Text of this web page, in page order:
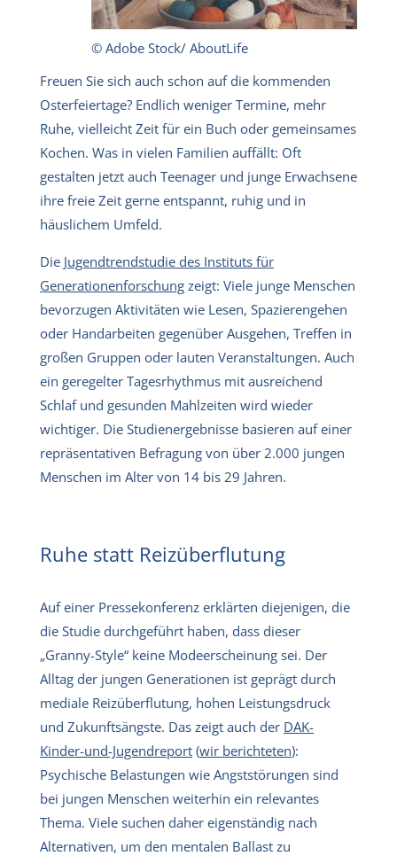
© Adobe Stock/ AboutLife
Freuen Sie sich auch schon auf die kommenden
Osterfeiertage? Endlich weniger Termine, mehr
Ruhe, vielleicht Zeit für ein Buch oder gemeinsames
Kochen. Was in vielen Familien auffällt: Oft
gestalten jetzt auch Teenager und junge Erwachsene
ihre freie Zeit gerne entspannt, ruhig und in
häuslichem Umfeld.
Die Jugendtrendstudie des Instituts für
Generationenforschung zeigt: Viele junge Menschen
bevorzugen Aktivitäten wie Lesen, Spazierengehen
oder Handarbeiten gegenüber Ausgehen, Treffen in
großen Gruppen oder lauten Veranstaltungen. Auch
ein geregelter Tagesrhythmus mit ausreichend
Schlaf und gesunden Mahlzeiten wird wieder
wichtiger. Die Studienergebnisse basieren auf einer
repräsentativen Befragung von über 2.000 jungen
Menschen im Alter von 14 bis 29 Jahren.
Ruhe statt Reizüberflutung
Auf einer Pressekonferenz erklärten diejenigen, die
die Studie durchgeführt haben, dass dieser
„Granny-Style“ keine Modeerscheinung sei. Der
Alltag der jungen Generationen ist geprägt durch
mediale Reizüberflutung, hohen Leistungsdruck
und Zukunftsängste. Das zeigt auch der DAK-
Kinder-und-Jugendreport (wir berichteten):
Psychische Belastungen wie Angststörungen sind
bei jungen Menschen weiterhin ein relevantes
Thema. Viele suchen daher eigenständig nach
Alternativen, um den mentalen Ballast zu